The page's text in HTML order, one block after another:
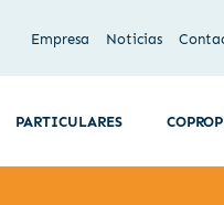
Empresa Noticias
PARTICULARES